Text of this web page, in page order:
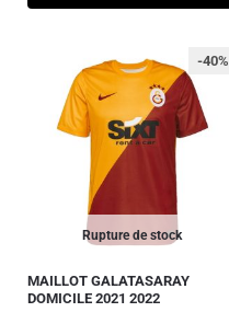
Rupture de stock
-40%
MAILLOT GALATASARAY
DOMICILE 2021 2022